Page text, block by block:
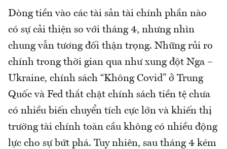
Dòng tiền vào các tài sản tài chính phần nào
có sự cải thiện so với tháng 4, nhưng nhìn
chung vẫn tương đối thận trọng. Những rủi ro
chính trong thời gian qua như xung đột Nga –
Ukraine, chính sách “Không Covid” ở Trung
Quốc và Fed thắt chặt chính sách tiền tệ chưa
có nhiều biến chuyển tích cực lớn và khiến thị
trường tài chính toàn cầu không có nhiều động
lực cho sự bứt phá. Tuy nhiên, sau tháng 4 kém